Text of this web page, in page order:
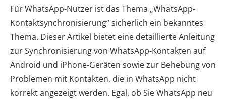
Für WhatsApp-Nutzer ist das Thema „WhatsApp-
Kontaktsynchronisierung“ sicherlich ein bekanntes
Thema. Dieser Artikel bietet eine detaillierte Anleitung
zur Synchronisierung von WhatsApp-Kontakten auf
Android und iPhone-Geräten sowie zur Behebung von
Problemen mit Kontakten, die in WhatsApp nicht
korrekt angezeigt werden. Egal, ob Sie WhatsApp neu